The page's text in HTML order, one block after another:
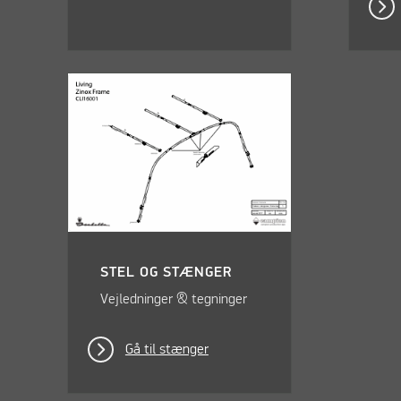
STEL OG STÆNGER
Vejledninger & tegninger
Gå til stænger